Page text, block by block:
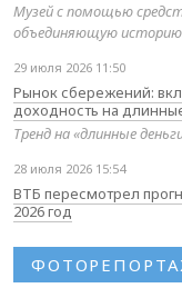
Музей с помощью
объединяющую историю
29 июля 2026 11:50
Рынок сбережений:
доходность на
Тренд на «длинные
28 июля 2026 15:54
ВТБ пересмотрел
2026 год